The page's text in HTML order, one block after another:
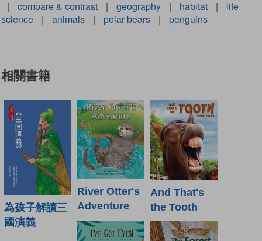
|
compare & contrast | geography | habitat |
life
science
| animals | polar bears | penguins
相關書籍
為孩子解讀三
國演義
River Otter's
Adventure
And That's
the Tooth